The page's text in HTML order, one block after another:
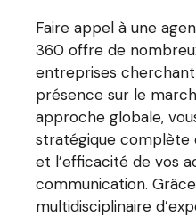
Faire appel à une
360 offre de
entreprises
présence sur le
approche globale,
stratégique complète
et l’efficacité de vos
communication.
multidisciplinaire